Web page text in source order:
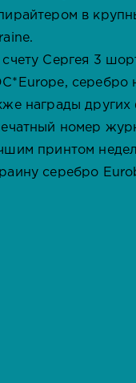
в
счету Сергея 3
серебро
награды
номер
принтом
серебро